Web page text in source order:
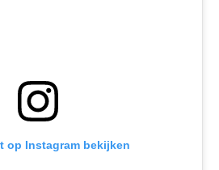
op Instagram bekijken